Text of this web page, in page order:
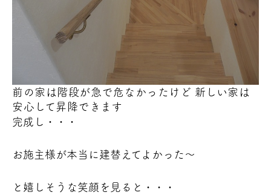
前の家は階段が急で危なかったけど 新しい家は
安心して昇降できます
完成し・・・
お施主様が本当に建替えてよかった～
と嬉しそうな笑顔を見ると・・・